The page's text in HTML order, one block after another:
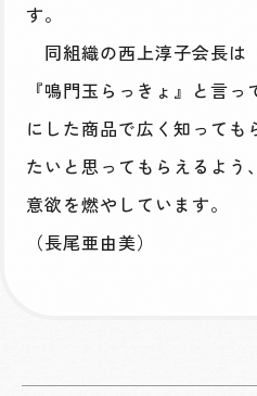
す。
同組織の西上淳子会長は
『鳴門玉らっきょ』と言
にした商品で広く知っても
たいと思ってもらえるよう
意欲を燃やしています。
（長尾亜由美）